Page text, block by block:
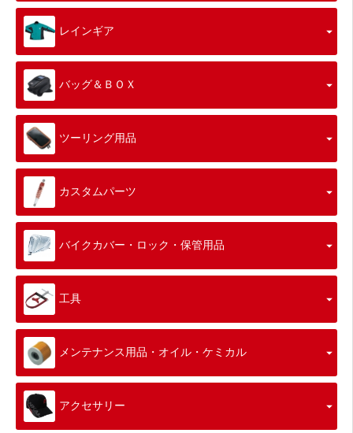
レインギア
バッグ＆ＢＯＸ
ツーリング用品
カスタムパーツ
バイクカバー・ロック・保管用品
工具
メンテナンス用品・オイル・ケミカル
アクセサリー